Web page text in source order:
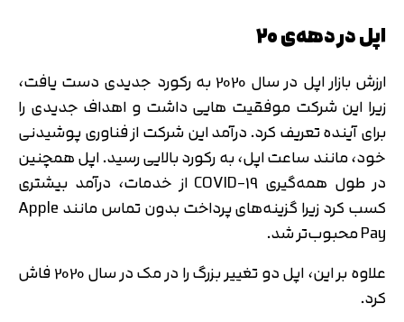
اپل در دهه‌ی ۲۰
ارزش بازار اپل در سال 2020 به رکورد جدیدی دست یافت،
زیرا این شرکت موفقیت هایی داشت و اهداف جدیدی را
برای آینده تعریف کرد. درآمد این شرکت از فناوری پوشیدنی
خود، مانند ساعت اپل، به رکورد بالایی رسید. اپل همچنین
در طول همه‌گیری COVID-19 از خدمات، درآمد بیشتری
کسب کرد زیرا گزینه‌های پرداخت بدون تماس مانند Apple
Pay محبوب‌تر شد.
علاوه بر این، اپل دو تغییر بزرگ را در مک در سال 2020 فاش
کرد.